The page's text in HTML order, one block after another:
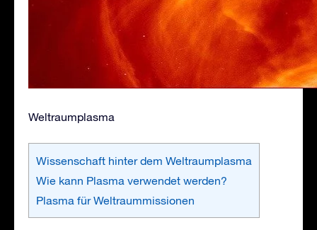
Weltraumplasma
Wissenschaft hinter dem Weltraumplasma
Wie kann Plasma verwendet werden?
Plasma für Weltraummissionen